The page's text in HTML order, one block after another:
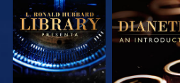
EXPLORA LAS
SERIES
EXPLORA LAS
SERIES